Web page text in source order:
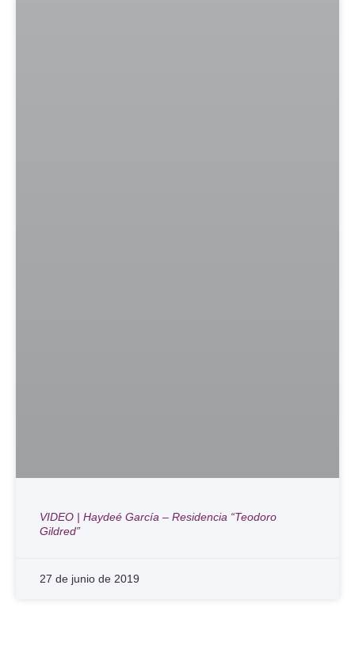
VIDEO | Haydeé García – Residencia “Teodoro
Gildred”
27 de junio de 2019